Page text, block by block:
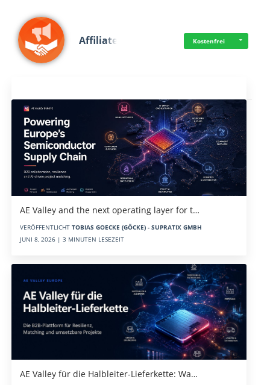
Affiliate Kostenfrei
AE Valley and the next operating layer for t…
VERÖFFENTLICHT TOBIAS GOECKE (GÖCKE) - SUPRATIX GMBH
JUNI 8, 2026 | 3 MINUTEN LESEZEIT
AE Valley für die Halbleiter-Lieferkette: Wa…